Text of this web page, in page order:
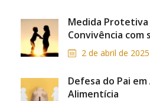
Medida
Convivência com
2 de abril de 2025
Defesa do Pai
Alimentícia